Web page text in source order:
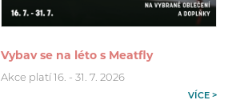
Vybav se na léto s Meatfly
Akce platí 16. - 31. 7. 2026
VÍCE >